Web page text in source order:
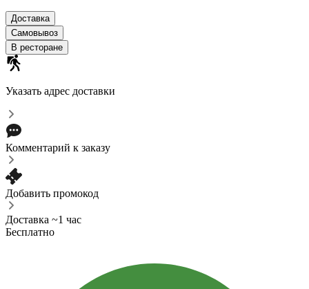
Доставка
Самовывоз
В ресторане
Указать адрес доставки
Комментарий к заказу
Добавить промокод
Доставка ~1 час
Бесплатно